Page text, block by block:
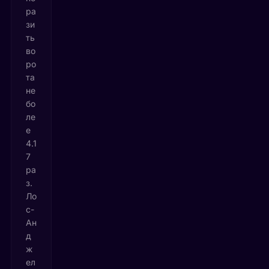
ра
зи
ть
во
ро
та
не
бо
ле
е
4.1
7
ра
з.
Ло
с-
Ан
д
ж
ел